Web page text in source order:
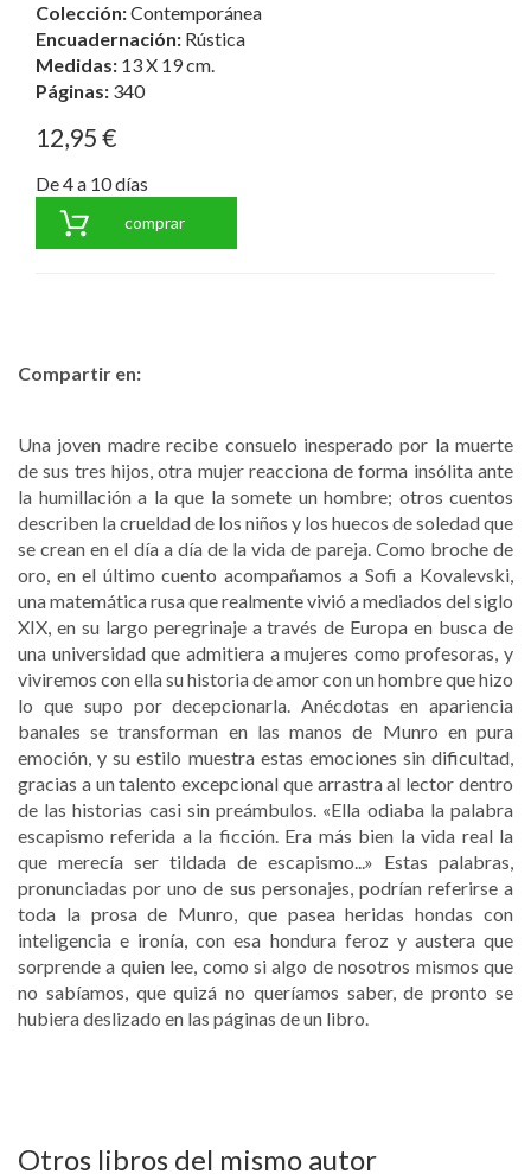
Colección:Contemporánea
Encuadernación: Rústica
Medidas: 13 X 19 cm.
Páginas: 340
12,95 €
De 4 a 10 días
comprar
Compartir en:
Una joven madre recibe consuelo inesperado por la muerte
de sus tres hijos, otra mujer reacciona de forma insólita ante
la humillación a la que la somete un hombre; otros cuentos
describen la crueldad de los niños y los huecos de soledad que
se crean en el día a día de la vida de pareja. Como broche de
oro, en el último cuento acompañamos a Sofi a Kovalevski,
una matemática rusa que realmente vivió a mediados del siglo
XIX, en su largo peregrinaje a través de Europa en busca de
una universidad que admitiera a mujeres como profesoras, y
viviremos con ella su historia de amor con un hombre que hizo
lo que supo por decepcionarla. Anécdotas en apariencia
banales se transforman en las manos de Munro en pura
emoción, y su estilo muestra estas emociones sin dificultad,
gracias a un talento excepcional que arrastra al lector dentro
de las historias casi sin preámbulos. «Ella odiaba la palabra
escapismo referida a la ficción. Era más bien la vida real la
que merecía ser tildada de escapismo...» Estas palabras,
pronunciadas por uno de sus personajes, podrían referirse a
toda la prosa de Munro, que pasea heridas hondas con
inteligencia e ironía, con esa hondura feroz y austera que
sorprende a quien lee, como si algo de nosotros mismos que
no sabíamos, que quizá no queríamos saber, de pronto se
hubiera deslizado en las páginas de un libro.
Otros libros del mismo autor